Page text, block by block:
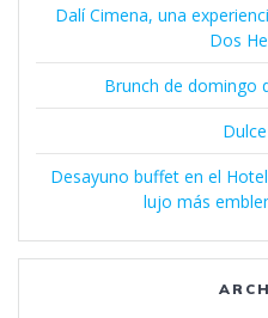
Dalí Cimena, una
Dos
Brunch de domingo
Desayuno buffet en el
lujo más